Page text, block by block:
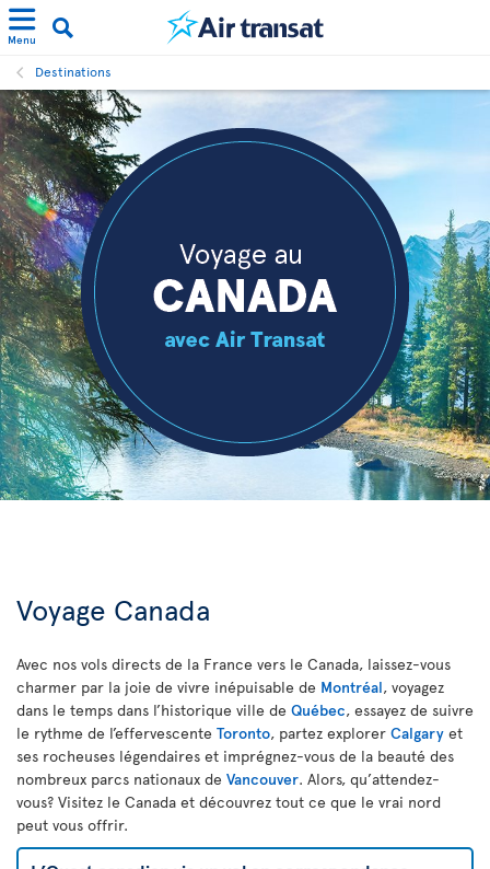
Menu
Destinations
Voyage Canada
Avec nos vols directs de la France vers le Canada, laissez-vous
charmer par la joie de vivre inépuisable de Montréal, voyagez
dans le temps dans l’historique ville de Québec, essayez de suivre
le rythme de l’effervescente Toronto, partez explorer Calgary et
ses rocheuses légendaires et imprégnez-vous de la beauté des
nombreux parcs nationaux de Vancouver. Alors, qu’attendez-
vous? Visitez le Canada et découvrez tout ce que le vrai nord
peut vous offrir.